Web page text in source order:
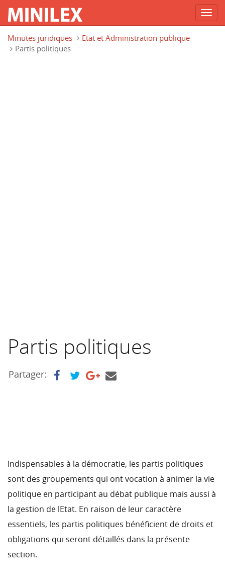
Minutes juridiques
Etat et Administration publique
Partis politiques
Partis politiques
Partager:
Indispensables à la démocratie, les partis politiques
sont des groupements qui ont vocation à animer la vie
politique en participant au débat publique mais aussi à
la gestion de lEtat. En raison de leur caractère
essentiels, les partis politiques bénéficient de droits et
obligations qui seront détaillés dans la présente
section.